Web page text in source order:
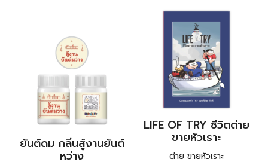
ยันต์ดม กลิ่นสู้งานยันต์
หว่าง
LIFE OF TRY ชีวิตต่าย
ขายหัวเราะ
ต่าย ขายหัวเราะ